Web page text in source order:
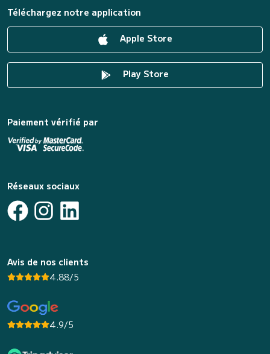
Téléchargez notre application
Apple Store
Play Store
Paiement vérifié par
Réseaux sociaux
Avis de nos clients
4.88/5
4.9/5